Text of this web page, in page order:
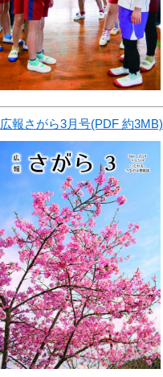
広報さがら3月号(PDF 約3MB)